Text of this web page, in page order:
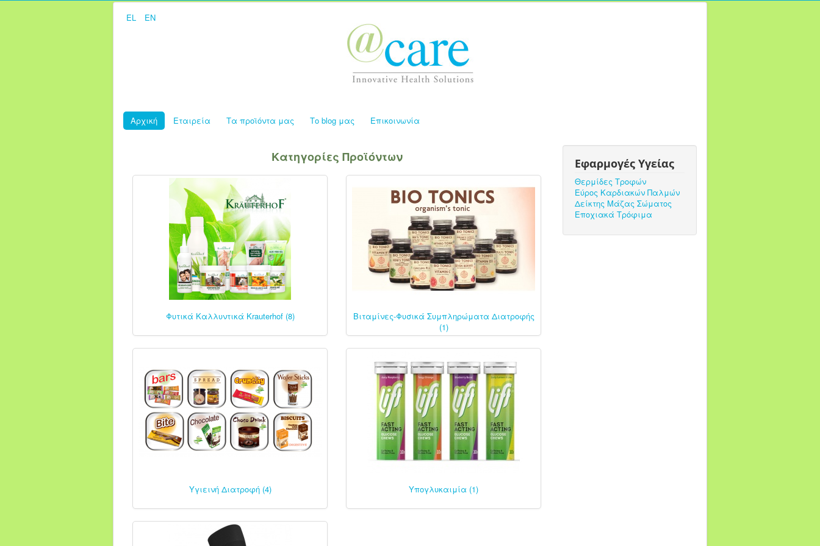
EL EN
Αρχική Εταιρεία Τα προϊόντα μας Το blog μας Επικοινωνία
Κατηγορίες Προϊόντων
Φυτικά Καλλυντικά Krauterhof (8)
Βιταμίνες-Φυσικά Συμπληρώματα Διατροφής
(1)
Υγιεινή Διατροφή (4) Υπογλυκαιμία (1)
Εφαρμογές Υγείας
Θερμίδες Τροφών
Εύρος Καρδιακών Παλμών
Δείκτης Μάζας Σώματος
Εποχιακά Τρόφιμα